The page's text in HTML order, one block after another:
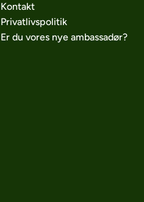
Kontakt
Privatlivspolitik
Er du vores nye ambassadør?